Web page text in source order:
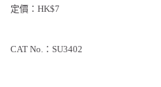
定價：HK$7
CAT No.：SU3402